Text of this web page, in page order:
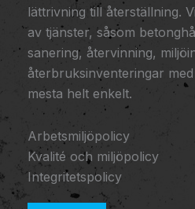
lättrivning till återställning.
av tjänster, såsom
sanering, återvinning,
återbruksinventeringar
mesta helt enkelt.
Arbetsmiljöpolicy
Kvalité och miljöpolicy
Integritetspolicy